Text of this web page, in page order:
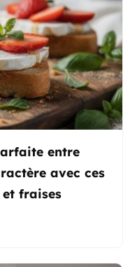
entre
avec ces
fraises